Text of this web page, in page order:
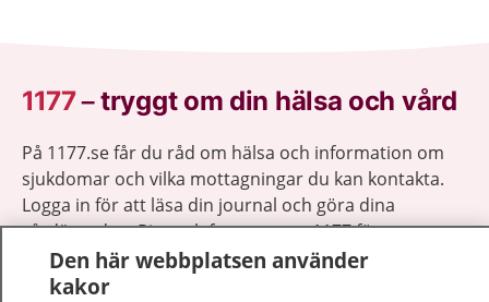
1177–tryggt om din hälsa och vård
På 1177.se får du råd om hälsa och information om
sjukdomar och vilka mottagningar du kan kontakta.
Logga in för att läsa din journal och göra dina
vårdärenden. Ring telefonnummer 1177 för
sjukvårdsrådgivning dygnet runt.
1177 ger dig råd när du vill må bättre.
Den här webbplatsen använder
kakor